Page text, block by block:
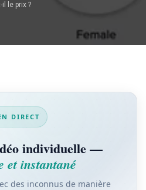
le prix ?
DIRECT
individuelle —
et instantané
des inconnus de manière